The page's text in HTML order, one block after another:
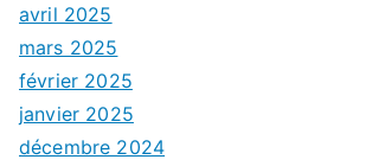
avril 2025
mars 2025
février 2025
janvier 2025
décembre 2024